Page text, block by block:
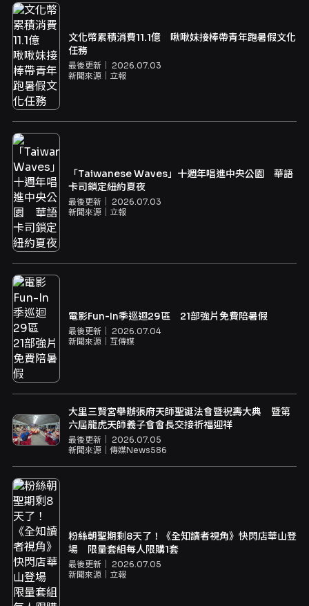
文化幣累積消費11.1億 啾啾妹接棒帶青年跑暑假文化
任務
最後更新｜ 2026.07.03
新聞來源｜ 立報
「Taiwanese Waves」十週年唱進中央公園 華語
卡司鎖定紐約夏夜
最後更新｜ 2026.07.03
新聞來源｜ 立報
電影Fun-In季巡迴29區 21部強片免費陪暑假
最後更新｜ 2026.07.04
新聞來源｜ 互傳媒
大里三賢宮舉辦張府天師聖誕法會暨祝壽大典 暨第
六屆龍虎天師義子會會長交接祈福迎祥
最後更新｜ 2026.07.05
新聞來源｜ 傳媒News586
粉絲朝聖期剩8天了！《全知讀者視角》快閃店華山登
場 限量套組每人限購1套
最後更新｜ 2026.07.05
新聞來源｜ 立報